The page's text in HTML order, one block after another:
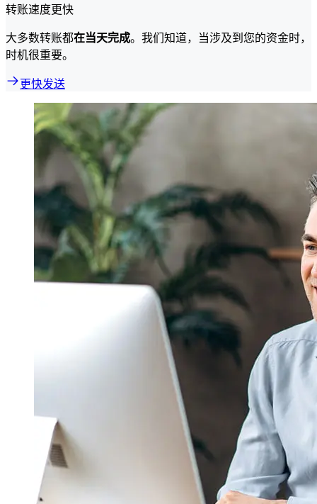
转账速度更快
大多数转账都在当天完成。我们知道，当涉及到您的资金时，
时机很重要。
更快发送